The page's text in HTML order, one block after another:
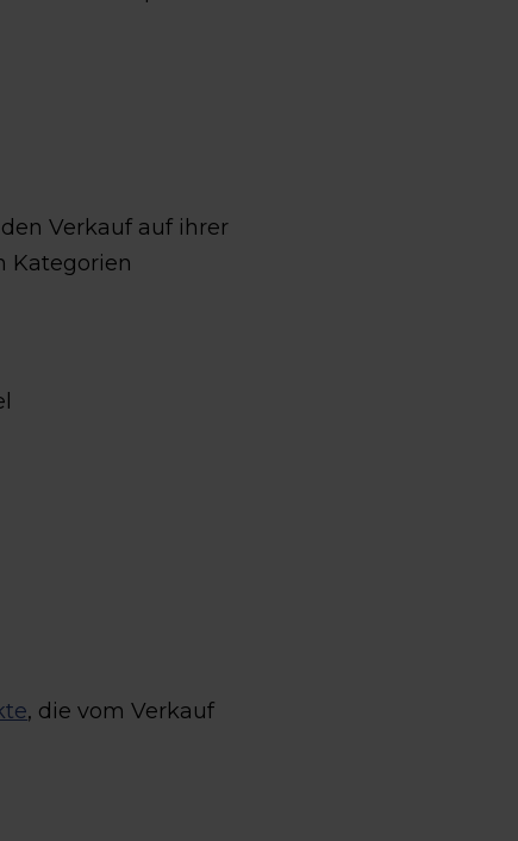
Verkauf auf ihrer
Kategorien
, die vom Verkauf